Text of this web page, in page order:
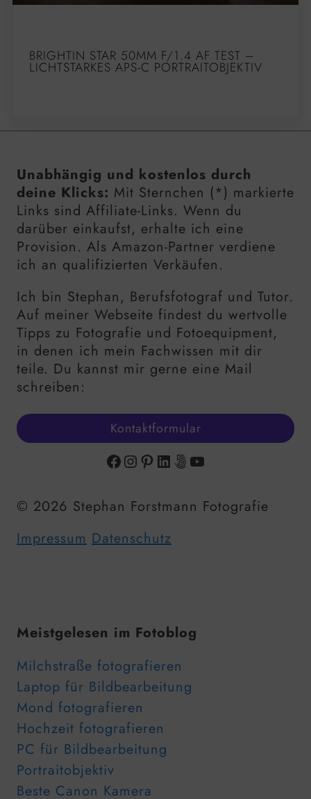
BRIGHTIN STAR 50MM F/1.4 AF TEST –
LICHTSTARKES APS-C PORTRAITOBJEKTIV
Unabhängig und kostenlos durch
deine Klicks: Mit Sternchen (*) markierte
Links sind Affiliate-Links. Wenn du
darüber einkaufst, erhalte ich eine
Provision. Als Amazon-Partner verdiene
ich an qualifizierten Verkäufen.
Ich bin Stephan, Berufsfotograf und Tutor.
Auf meiner Webseite findest du wertvolle
Tipps zu Fotografie und Fotoequipment,
in denen ich mein Fachwissen mit dir
teile. Du kannst mir gerne eine Mail
schreiben:
Kontaktformular
Facebook
Instagram
Pinterest
LinkedIn
500px
YouTube
© 2026 Stephan Forstmann Fotografie
Impressum Datenschutz
Meistgelesen im Fotoblog
Milchstraße fotografieren
Laptop für Bildbearbeitung
Mond fotografieren
Hochzeit fotografieren
PC für Bildbearbeitung
Portraitobjektiv
Beste Canon Kamera